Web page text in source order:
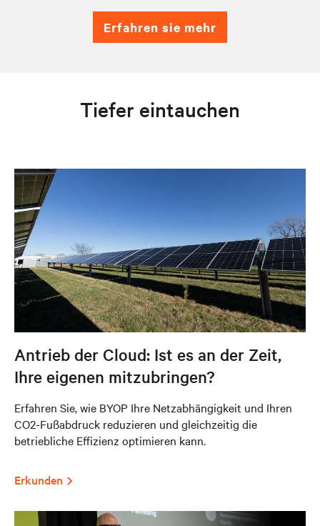
erfahren sie mehr
Tiefer eintauchen
Antrieb der Cloud: Ist es an der Zeit,
Ihre eigenen mitzubringen?
Erfahren Sie, wie BYOP Ihre Netzabhängigkeit und Ihren
CO2-Fußabdruck reduzieren und gleichzeitig die
betriebliche Effizienz optimieren kann.
Erkunden